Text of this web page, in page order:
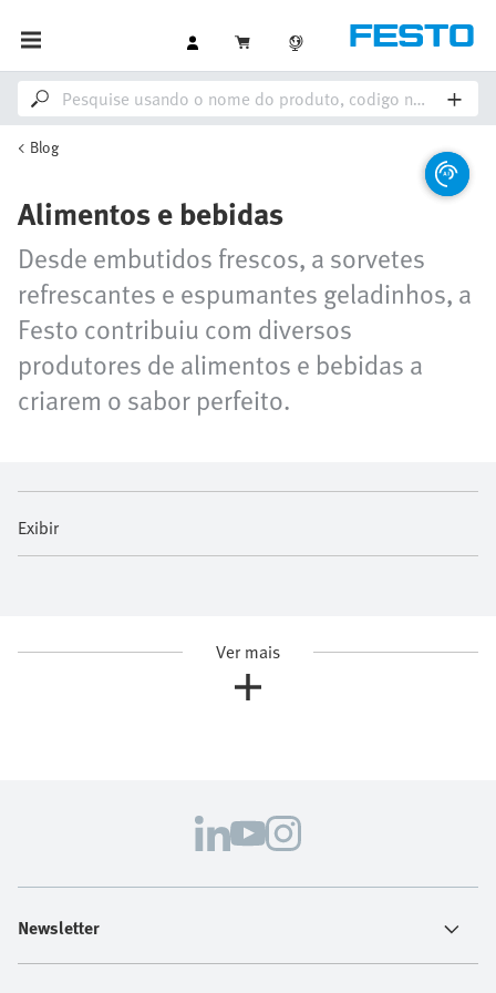
Blog
Alimentos e bebidas
Desde embutidos frescos, a sorvetes
refrescantes e espumantes geladinhos, a
Festo contribuiu com diversos
produtores de alimentos e bebidas a
criarem o sabor perfeito.
Exibir
Ver mais
Newsletter